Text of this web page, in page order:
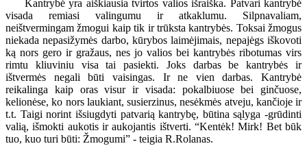
Kantrybė yra aiškiausia tvirtos valios išraiška. Patvari kantrybė
visada remiasi valingumu ir atkaklumu. Silpnavaliam,
neištvermingam žmogui kaip tik ir trūksta kantrybės. Toksai žmogus
niekada nepasižymės darbo, kūrybos laimėjimais, nepajėgs iškovoti
ką nors gero ir gražaus, nes jo valios bei kantrybės ribotumas virs
rimtu kliuviniu visa tai pasiekti. Joks darbas be kantrybės ir
ištvermės negali būti vaisingas. Ir ne vien darbas. Kantrybė
reikalinga kaip oras visur ir visada: pokalbiuose bei ginčuose,
kelionėse, ko nors laukiant, susierzinus, nesėkmės atveju, kančioje ir
t.t. Taigi norint išsiugdyti patvarią kantrybę, būtina sąlyga -grūdinti
valią, išmokti aukotis ir aukojantis ištverti. “Kentėk! Mirk! Bet būk
tuo, kuo turi būti: Žmogumi” - teigia R.Rolanas.